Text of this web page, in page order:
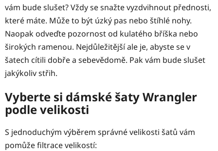
vám bude slušet? Vždy se snažte vyzdvihnout přednosti,
které máte. Může to být úzký pas nebo štíhlé nohy.
Naopak odveďte pozornost od kulatého bříška nebo
širokých ramenou. Nejdůležitější ale je, abyste se v
šatech cítili dobře a sebevědomě. Pak vám bude slušet
jakýkoliv střih.
Vyberte si dámské šaty Wrangler
podle velikosti
S jednoduchým výběrem správné velikosti šatů vám
pomůže filtrace velikostí: